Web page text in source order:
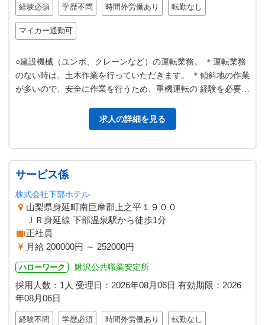
経験必須 学歴不問 時間外労働あり 転勤なし
マイカー通勤可
○建設機械（ユンボ、クレーンなど）の運転業務。 ＊運転業務
のない時は、土木作業を行っていただきます。 ＊傾斜地の作業
が多いので、安全に作業を行うため、重機運転の 経験を必要と
求人の詳細を見る
サービス係
株式会社下部ホテル
山梨県身延町南巨摩郡上之平１９００
ＪＲ身延線 下部温泉駅から徒歩1分
正社員
月給 200000円 ～ 252000円
ハローワーク 鰍沢公共職業安定所
採用人数：1人 受理日： 2026年08月06日 有効期限： 2026
年08月06日
経験不問 学歴必須 時間外労働あり 転勤なし